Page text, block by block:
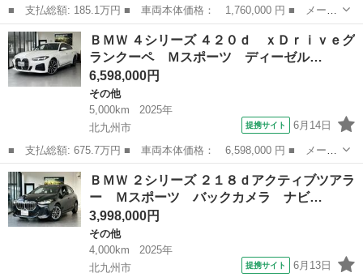
■ 支払総額: 185.1万円 ■ 車両本体価格： 1,760,000 円 ■ メーカ
ー名： ＢＭＷ ■ 車種名： ２シリーズ ■ グレード名： ２１８
ｉグランツアラー ラグジュアリー 禁煙／インテリジェントセーフ
ティー／...
福岡 北九州市
ＢＭＷ ４シリーズ ４２０ｄ ｘＤｒｉｖｅグ
ランクーペ Ｍスポーツ ディーゼル…
6,598,000円
その他
5,000km
2025年
北九州市
提携サイト 6月14日
■ 支払総額: 675.7万円 ■ 車両本体価格： 6,598,000 円 ■ メーカ
ー名： ＢＭＷ ■ 車種名： ４シリーズ ■ グレード名： ４２０
ｄ ｘＤｒｉｖｅグランクーペ Ｍスポーツ ディーゼルターボ ４
ＷＤ 認...
福岡 北九州市
ＢＭＷ ２シリーズ ２１８ｄアクティブツアラ
ー Ｍスポーツ バックカメラ ナビ…
3,998,000円
その他
4,000km
2025年
北九州市
提携サイト 6月13日